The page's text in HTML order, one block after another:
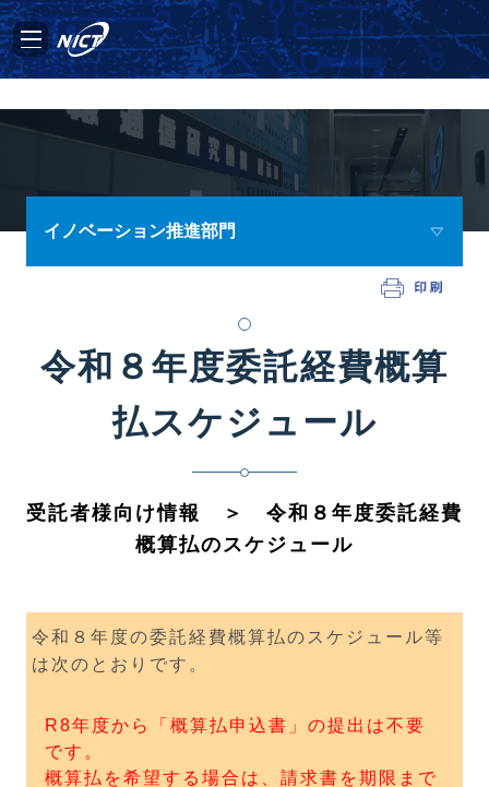
イノベーション推進部門
令和８年度委託経費概算
払スケジュール
受託者様向け情報 ＞ 令和８年度委託経費
概算払のスケジュール
令和８年度の委託経費概算払のスケジュール等
は次のとおりです。
R8年度から「概算払申込書」の提出は不要
です。
概算払を希望する場合は、請求書を期限まで